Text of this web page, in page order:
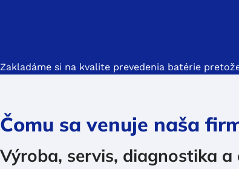
Zakladáme si na kvalite prevedenia batérie
Čomu sa venuje naša
Výroba, servis, diagnostika